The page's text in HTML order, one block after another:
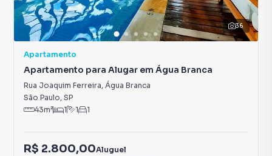
36
Apartamento
Apartamento para Alugar em Água Branca
Rua Joaquim Ferreira, Água Branca
São Paulo, SP
43m² 1 1 1
R$ 2.800,00Aluguel